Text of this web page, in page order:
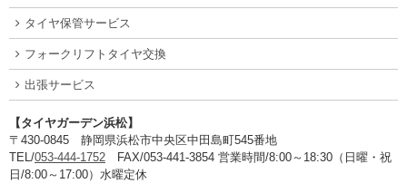
タイヤ保管サービス
フォークリフトタイヤ交換
出張サービス
【タイヤガーデン浜松】
〒430-0845 静岡県浜松市中央区中田島町545番地
TEL/053-444-1752 FAX/053-441-3854 営業時間/8:00～18:30（日曜・祝
日/8:00～17:00）水曜定休